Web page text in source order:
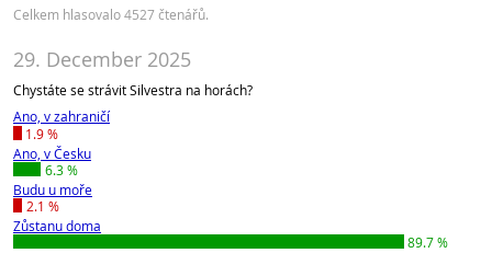
Celkem hlasovalo 4527 čtenářů.
29. December 2025
Chystáte se strávit Silvestra na horách?
Ano, v zahraničí
1.9 %
Ano, v Česku
6.3 %
Budu u moře
2.1 %
Zůstanu doma
89.7 %